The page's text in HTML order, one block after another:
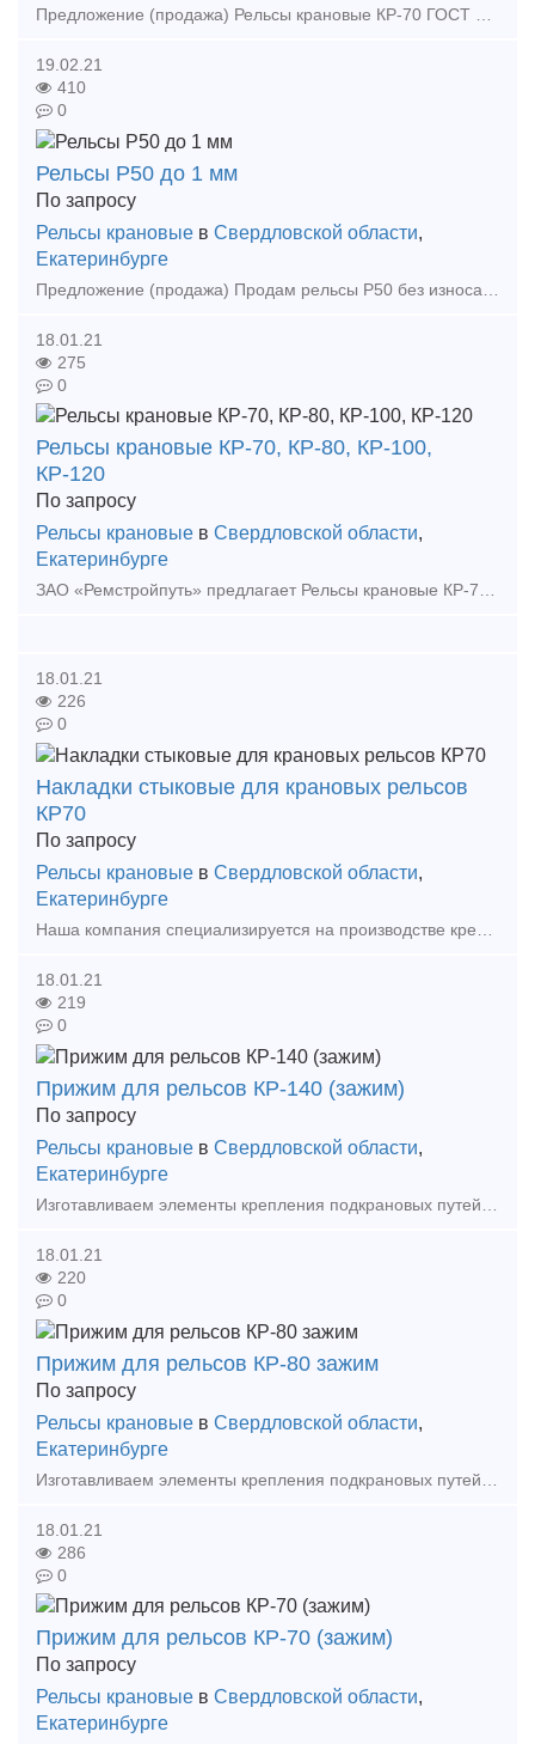
19.02.21
410
0
Рельсы Р50 до 1 мм
По запросу
Рельсы крановые в Свердловской области,
Екатеринбурге
18.01.21
275
0
Рельсы крановые КР-70, КР-80, КР-100,
КР-120
По запросу
Рельсы крановые в Свердловской области,
Екатеринбурге
ЗАО «Ремстройпуть» предлагает Рельсы крановые КР-70, КР-80, КР-100, КР-120 новые с проката. А также другие материалы верхнего строения железнодорожных путей из наличия на наших складах в М
18.01.21
226
0
Накладки стыковые для крановых рельсов
КР70
По запросу
Рельсы крановые в Свердловской области,
Екатеринбурге
Наша компания специализируется на производстве крепежа и узлов крепления для подкрановых путей и путей перекатки трансформаторов, которые мы изготавливаем по СЕРИям и ГОСТам, а так же эскизам
18.01.21
219
0
Прижим для рельсов КР-140 (зажим)
По запросу
Рельсы крановые в Свердловской области,
Екатеринбурге
18.01.21
220
0
Прижим для рельсов КР-80 зажим
По запросу
Рельсы крановые в Свердловской области,
Екатеринбурге
18.01.21
286
0
Прижим для рельсов КР-70 (зажим)
По запросу
Рельсы крановые в Свердловской области,
Екатеринбурге